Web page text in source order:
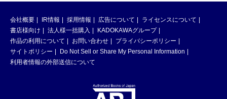
会社概要 IR情報 採用情報 広告について
ライセンスについて
書店様向け
法人様一括購入
KADOKAWAグループ
作品の利用について
お問い合わせ
プライバシーポリシー
サイトポリシー
Do Not Sell or Share My Personal Information
利用者情報の外部送信について